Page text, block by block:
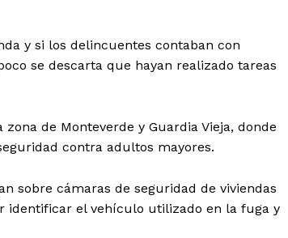
y si los delincuentes contaban con
se descarta que hayan realizado tareas
de Monteverde y Guardia Vieja, donde
contra adultos mayores.
sobre cámaras de seguridad de viviendas
identificar el vehículo utilizado en la fuga y